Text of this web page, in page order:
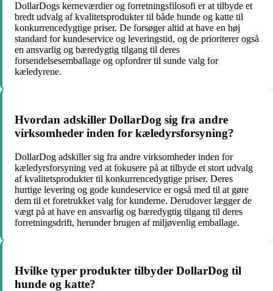
DollarDogs kerneværdier og forretningsfilosofi er at tilbyde et
bredt udvalg af kvalitetsprodukter til både hunde og katte til
konkurrencedygtige priser. De forsøger altid at have en høj
standard for kundeservice og leveringstid, og de prioriterer også
en ansvarlig og bæredygtig tilgang til deres
forsendelsesemballage og opfordrer til sunde valg for
kæledyrene.
Hvordan adskiller DollarDog sig fra andre
virksomheder inden for kæledyrsforsyning?
DollarDog adskiller sig fra andre virksomheder inden for
kæledyrsforsyning ved at fokusere på at tilbyde et stort udvalg
af kvalitetsprodukter til konkurrencedygtige priser. Deres
hurtige levering og gode kundeservice er også med til at gøre
dem til et foretrukket valg for kunderne. Derudover lægger de
vægt på at have en ansvarlig og bæredygtig tilgang til deres
forretningsdrift, herunder brugen af miljøvenlig emballage.
Hvilke typer produkter tilbyder DollarDog til
hunde og katte?